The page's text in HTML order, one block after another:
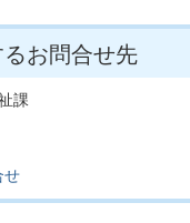
お問合せ先
課
せ